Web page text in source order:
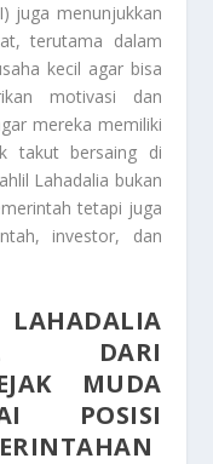
juga menunjukkan
terutama dalam
kecil agar bisa
motivasi dan
mereka memiliki
takut bersaing di
Lahadalia bukan
tetapi juga
investor, dan
LAHADALIA
DARI
MUDA
POSISI